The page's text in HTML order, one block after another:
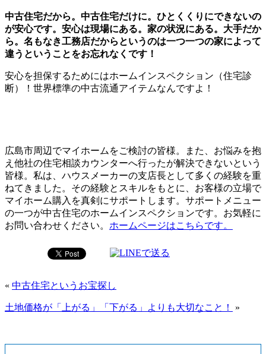
中古住宅だから。中古住宅だけに。ひとくくりにできないの
が安心です。安心は現場にある。家の状況にある。大手だか
ら。名もなき工務店だからというのは一つ一つの家によって
違うということをお忘れなくです！
安心を担保するためにはホームインスペクション（住宅診
断）！世界標準の中古流通アイテムなんですよ！
広島市周辺でマイホームをご検討の皆様。また、お悩みを抱
え他社の住宅相談カウンターへ行ったが解決できないという
皆様。私は、ハウスメーカーの支店長として多くの経験を重
ねてきました。その経験とスキルをもとに、お客様の立場で
マイホーム購入を真剣にサポートします。サポートメニュー
の一つが中古住宅のホームインスペクションです。お気軽に
お問い合わせください。 ホームページはこちらです。
« 中古住宅というお宝探し
土地価格が「上がる」「下がる」よりも大切なこと！ »